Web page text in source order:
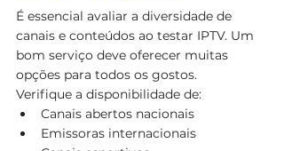
É essencial avaliar a diversidade de
canais e conteúdos ao testar IPTV. Um
bom serviço deve oferecer muitas
opções para todos os gostos.
Verifique a disponibilidade de:
Canais abertos nacionais
Emissoras internacionais